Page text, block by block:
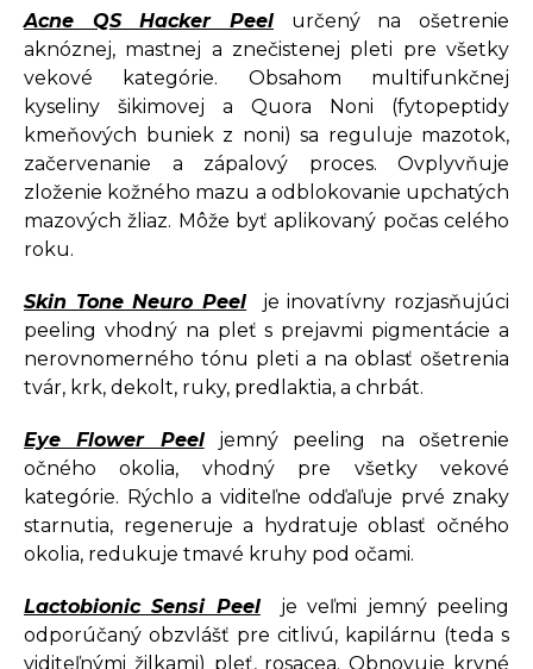
Acne QS Hacker Peel určený na ošetrenie
aknóznej, mastnej a znečistenej pleti pre všetky
vekové kategórie. Obsahom multifunkčnej
kyseliny šikimovej a Quora Noni (fytopeptidy
kmeňových buniek z noni) sa reguluje mazotok,
začervenanie a zápalový proces. Ovplyvňuje
zloženie kožného mazu a odblokovanie upchatých
mazových žliaz. Môže byť aplikovaný počas celého
roku.
Skin Tone Neuro Peel je inovatívny rozjasňujúci
peeling vhodný na pleť s prejavmi pigmentácie a
nerovnomerného tónu pleti a na oblasť ošetrenia
tvár, krk, dekolt, ruky, predlaktia, a chrbát.
Eye Flower Peeljemný peeling na ošetrenie
očného okolia, vhodný pre všetky vekové
kategórie. Rýchlo a viditeľne odďaľuje prvé znaky
starnutia, regeneruje a hydratuje oblasť očného
okolia, redukuje tmavé kruhy pod očami.
Lactobionic Sensi Peelje veľmi jemný peeling
odporúčaný obzvlášť pre citlivú, kapilárnu (teda s
viditeľnými žilkami) pleť, rosacea. Obnovuje krvné